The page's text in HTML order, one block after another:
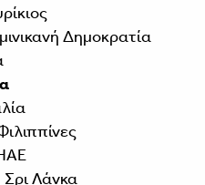
Δημοκρατία
Λάνκα